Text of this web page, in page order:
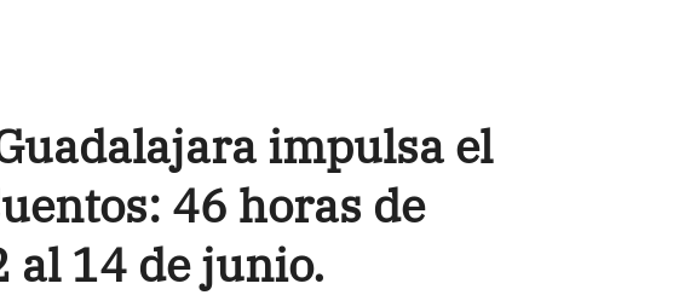
impulsa el
46 horas de
al 14 de junio.